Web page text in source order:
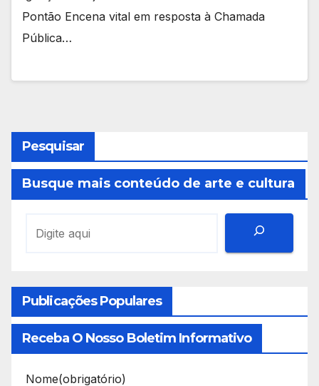
Pontão Encena vital em resposta à Chamada
Pública…
Pesquisar
Busque mais conteúdo de arte e cultura
Publicações Populares
Receba O Nosso Boletim Informativo
Nome(obrigatório)